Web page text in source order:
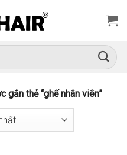
gắn thẻ “ghế nhân viên”